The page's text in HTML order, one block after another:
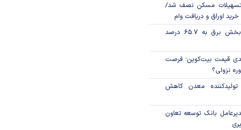
تسهیلات مسکن نصف شد/
اوراق و دریافت وام
تورم فصلی بخش برق به ۶۵.۷ درصد
درصدی قیمت بیت‌کوین؛ فرصت
نزولی؟
معدن کاهش
بانک توسعه تعاون